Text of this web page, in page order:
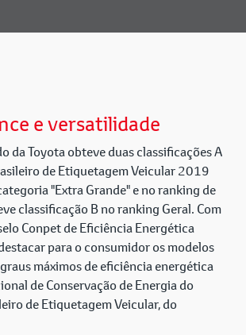
e versatilidade
da Toyota obteve duas classificações A
de Etiquetagem Veicular 2019
"Extra Grande" e no ranking de
classificação B no ranking Geral. Com
Conpet de Eficiência Energética
para o consumidor os modelos
máximos de eficiência energética
de Conservação de Energia do
de Etiquetagem Veicular, do